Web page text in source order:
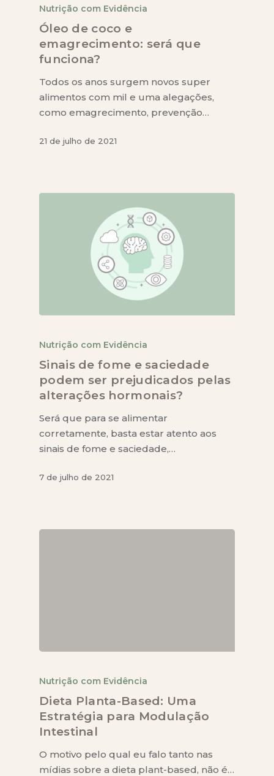
Nutrição com Evidência
Óleo de coco e
emagrecimento: será que
funciona?
Todos os anos surgem novos super
alimentos com mil e uma alegações,
como emagrecimento, prevenção…
21 de julho de 2021
Nutrição com Evidência
Sinais de fome e saciedade
podem ser prejudicados pelas
alterações hormonais?
Será que para se alimentar
corretamente, basta estar atento aos
sinais de fome e saciedade,…
7 de julho de 2021
Nutrição com Evidência
Dieta Planta-Based: Uma
Estratégia para Modulação
Intestinal
O motivo pelo qual eu falo tanto nas
mídias sobre a dieta plant-based, não é…